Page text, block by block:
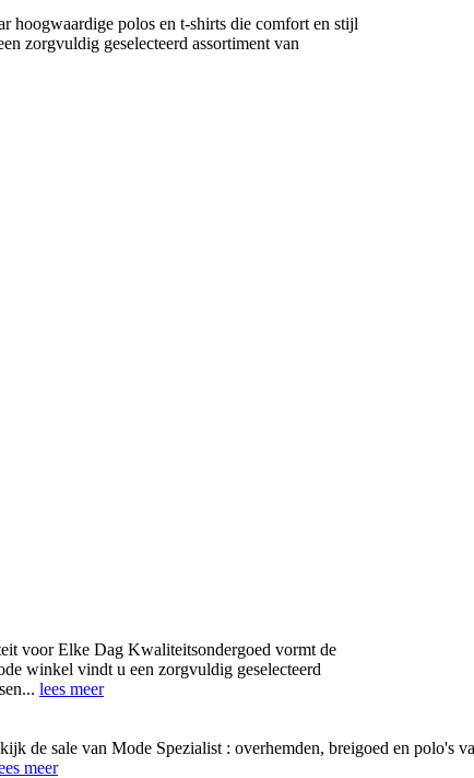
hoogwaardige polos en t-shirts die comfort en stijl
zorgvuldig geselecteerd assortiment van
voor Elke Dag Kwaliteitsondergoed vormt de
winkel vindt u een zorgvuldig geselecteerd
lees meer
de sale van Mode Spezialist : overhemden, breigoed en
meer